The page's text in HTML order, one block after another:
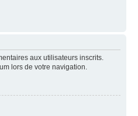
aux utilisateurs inscrits.
lors de votre navigation.